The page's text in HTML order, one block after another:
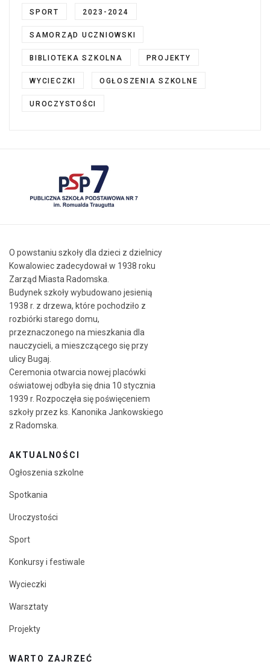
SPORT 2023-2024
SAMORZĄD UCZNIOWSKI
BIBLIOTEKA SZKOLNA PROJEKTY
WYCIECZKI OGŁOSZENIA SZKOLNE
UROCZYSTOŚCI
O powstaniu szkoły dla dzieci z dzielnicy
Kowalowiec zadecydował w 1938 roku
Zarząd Miasta Radomska.
Budynek szkoły wybudowano jesienią
1938 r. z drzewa, które pochodziło z
rozbiórki starego domu,
przeznaczonego na mieszkania dla
nauczycieli, a mieszczącego się przy
ulicy Bugaj.
Ceremonia otwarcia nowej placówki
oświatowej odbyła się dnia 10 stycznia
1939 r. Rozpoczęła się poświęceniem
szkoły przez ks. Kanonika Jankowskiego
z Radomska.
AKTUALNOŚCI
Ogłoszenia szkolne
Spotkania
Uroczystości
Sport
Konkursy i festiwale
Wycieczki
Warsztaty
Projekty
WARTO ZAJRZEĆ